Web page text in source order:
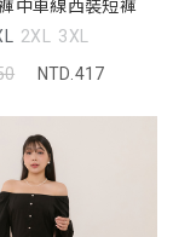
中車線西裝短褲
2XL 3XL
NTD.417